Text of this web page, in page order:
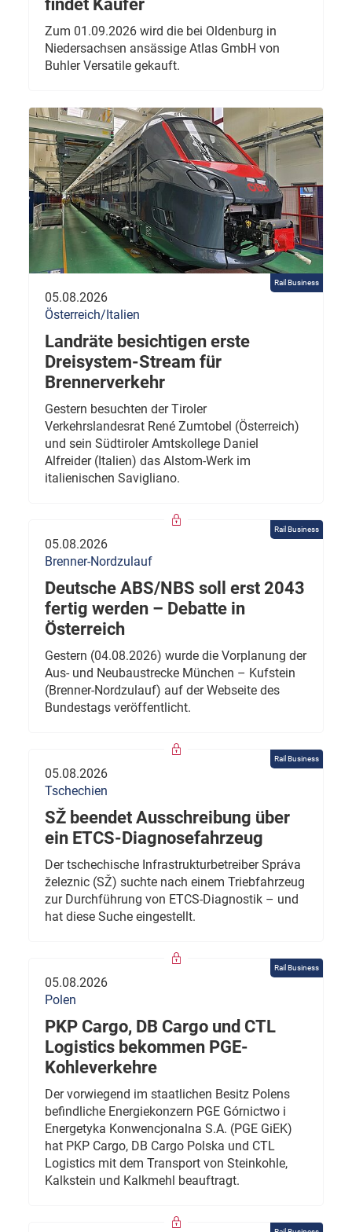
findet Käufer
Zum 01.09.2026 wird die bei Oldenburg in
Niedersachsen ansässige Atlas GmbH von
Buhler Versatile gekauft.
Rail Business
05.08.2026
Österreich/Italien
Landräte besichtigen erste
Dreisystem-Stream für
Brennerverkehr
Gestern besuchten der Tiroler
Verkehrslandesrat René Zumtobel (Österreich)
und sein Südtiroler Amtskollege Daniel
Alfreider (Italien) das Alstom-Werk im
italienischen Savigliano.
Rail Business
05.08.2026
Brenner-Nordzulauf
Deutsche ABS/NBS soll erst 2043
fertig werden – Debatte in
Österreich
Gestern (04.08.2026) wurde die Vorplanung der
Aus- und Neubaustrecke München – Kufstein
(Brenner-Nordzulauf) auf der Webseite des
Bundestags veröffentlicht.
Rail Business
05.08.2026
Tschechien
SŽ beendet Ausschreibung über
ein ETCS-Diagnosefahrzeug
Der tschechische Infrastrukturbetreiber Správa
železnic (SŽ) suchte nach einem Triebfahrzeug
zur Durchführung von ETCS-Diagnostik – und
hat diese Suche eingestellt.
Rail Business
05.08.2026
Polen
PKP Cargo, DB Cargo und CTL
Logistics bekommen PGE-
Kohleverkehre
Der vorwiegend im staatlichen Besitz Polens
befindliche Energiekonzern PGE Górnictwo i
Energetyka Konwencjonalna S.A. (PGE GiEK)
hat PKP Cargo, DB Cargo Polska und CTL
Logistics mit dem Transport von Steinkohle,
Kalkstein und Kalkmehl beauftragt.